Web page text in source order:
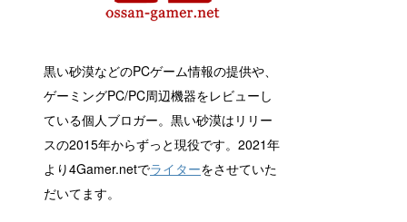
黒い砂漠などのPCゲーム情報の提供や、
ゲーミングPC/PC周辺機器をレビューし
ている個人ブロガー。黒い砂漠はリリー
スの2015年からずっと現役です。2021年
より4Gamer.netでライターをさせていた
だいてます。